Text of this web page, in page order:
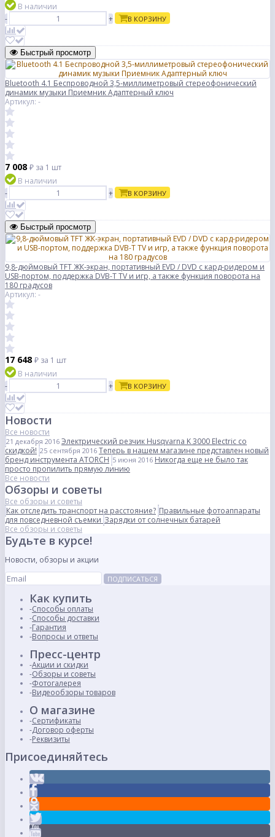
В наличии
-
+ В КОРЗИНУ
Быстрый просмотр
Bluetooth 4.1 Беспроводной 3,5-миллиметровый стереофонический
динамик музыки Приемник Адаптерный ключ
Артикул: -
7 008 ₽ за 1 шт
В наличии
-
+ В КОРЗИНУ
Быстрый просмотр
9,8-дюймовый TFT ЖК-экран, портативный EVD / DVD с кард-ридером и
USB-портом, поддержка DVB-T TV и игр, а также функция поворота на
180 градусов
Артикул: -
17 648 ₽ за 1 шт
В наличии
-
+ В КОРЗИНУ
Новости
Все новости
21 декабря 2016 Электрический резчик Husqvarna K 3000 Electric со
скидкой! 25 сентября 2016 Теперь в нашем магазине представлен новый
бренд инструмента ATORCH 5 июня 2016 Никогда еще не было так
просто пропилить прямую линию
Все новости
Обзоры и советы
Все обзоры и советы
Как отследить транспорт на расстояние? Правильные фотоаппараты
для повседневной съемки Зарядки от солнечных батарей
Все обзоры и советы
Будьте в курсе!
Новости, обзоры и акции
ПОДПИСАТЬСЯ
Как купить
Способы оплаты
Способы доставки
Гарантия
Вопросы и ответы
Пресс-центр
Акции и скидки
Обзоры и советы
Фотогалерея
Видеообзоры товаров
О магазине
Сертификаты
Договор оферты
Реквизиты
Присоединяйтесь